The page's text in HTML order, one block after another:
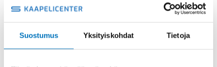
Suostumus Yksityiskohdat Tietoja
5,53€/ kpl(alv 0)
Lisää ostoskoriin